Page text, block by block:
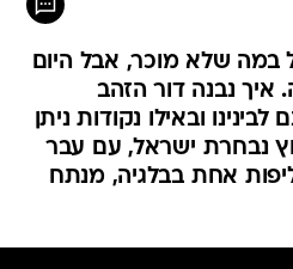
במה שלא מוכר, אבל היום
איך נבנה דור הזהב
ובאילו נקודות ניתן
נבחרת ישראל, עם עבר
אחת בבלגיה, מנתח